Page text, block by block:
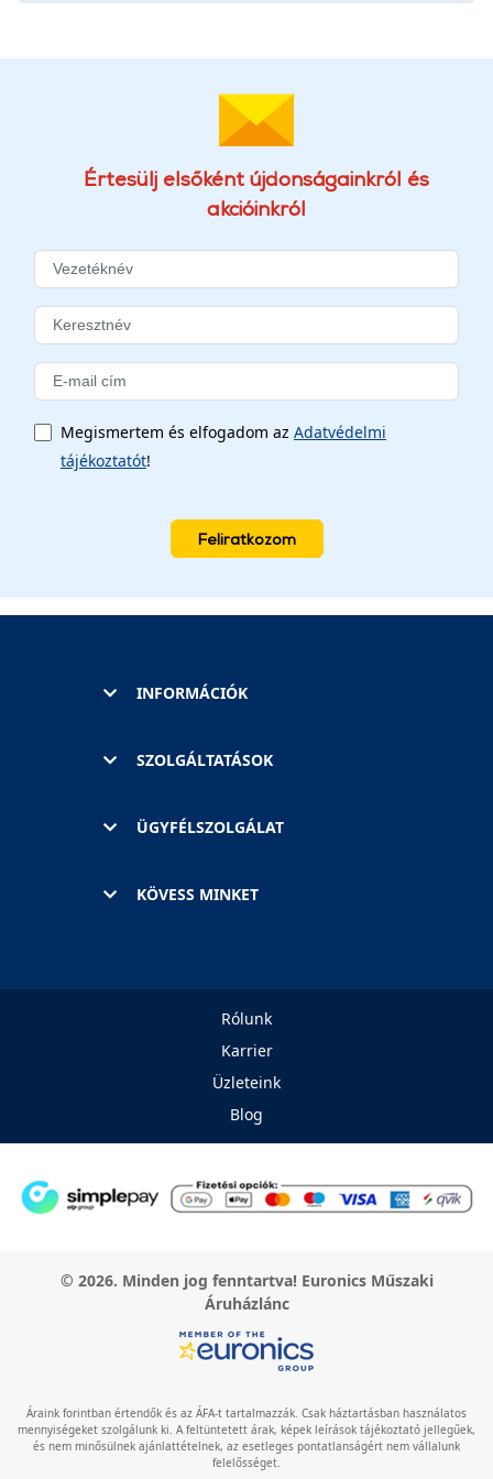
Értesülj elsőként újdonságainkról és
akcióinkról
Megismertem és elfogadom az Adatvédelmi
tájékoztatót!
Feliratkozom
INFORMÁCIÓK
SZOLGÁLTATÁSOK
ÜGYFÉLSZOLGÁLAT
KÖVESS MINKET
Rólunk
Karrier
Üzleteink
Blog
© 2026. Minden jog fenntartva! Euronics Műszaki
Áruházlánc
Áraink forintban értendők és az ÁFA-t tartalmazzák. Csak háztartásban használatos
mennyiségeket szolgálunk ki. A feltüntetett árak, képek leírások tájékoztató jellegűek,
és nem minősülnek ajánlattételnek, az esetleges pontatlanságért nem vállalunk
felelősséget.